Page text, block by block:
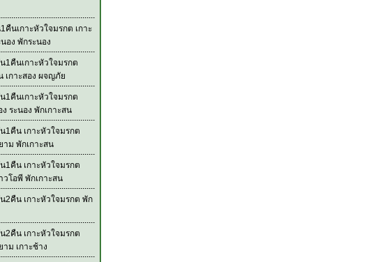
คืนเกาะหัวใจมรกต เกาะ
อง พักระนอง
1คืนเกาะหัวใจมรกต
เกาะสอง ผจญภัย
1คืนเกาะหัวใจมรกต
ง ระนอง พักเกาะสน
1คืน เกาะหัวใจมรกต
าม พักเกาะสน
1คืน เกาะหัวใจมรกต
วโอพี พักเกาะสน
2คืน เกาะหัวใจมรกต พัก
2คืน เกาะหัวใจมรกต
าม เกาะช้าง